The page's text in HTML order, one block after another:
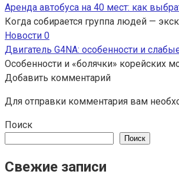
Аренда автобуса на 40 мест: как
Когда собирается группа людей —
Новости 0
Двигатель G4NA: особенности и
Особенности и «болячки» корейских
Добавить комментарий
Для отправки комментария вам
Поиск
Поиск
Свежие записи